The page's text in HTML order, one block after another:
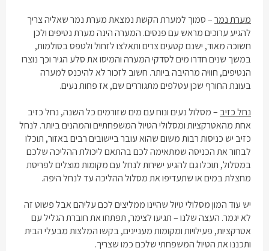
מערת נמר– סמוך למערת הקשת נמצאת מערת נמר שאליה צריך
להגיע ערוכים מראש עם פנסים. המערה הינה מערת נטיפים ולכן
חשוכה מאוד, ישנם קטעים צרים ותאלצו לזחול ולטפס בסולמות,
במשך שנים חדרו מים לסדקי המערה והמיסו את סלע הגיר וכך נוצרו
הנטיפים, חוויה מרהיבה ביותר. חשוב לזכור לא להיכנס למערה
בעונת החורף שכן עטלפים מתגוררים שם, אז פחות נעים.
נחל כזיב – מסלול נעים ונוח עם מים שזורמים כל השנה, נחל כזיב
אחת מהאטרקציות ומסלולי הטיול המשפחתיים והמהנים ביותר. לנחל
כזיב יש כניסות רבות משום שהוא עובר ביישובים רבים באזור, תוכלו
לבחור את הכניסה שמתאימה לכם בהתאם ליכולת ההליכה שלכם
במסלול, תוכלו גם להגיע ישירות לנחל עם מקומות מוצלים לפריסת
מחצלת במים או שתעדיפו את מסלול ההליכה עד לנחל היפה.
יש עוד המון מסלולי טיול שהיינו ממליצים לכם עליהם אבל פשוט זה
לא יגמר. העצה שלנו – תגיעו לצימר, תפתחו את חוברת הגליל עם
אטרקציות, פעילויות ומקומות מעניינים, בקשו המלצות מבעלי הבית
ותכננו את הטיול המשפחתי שלכם כמו שצריך.